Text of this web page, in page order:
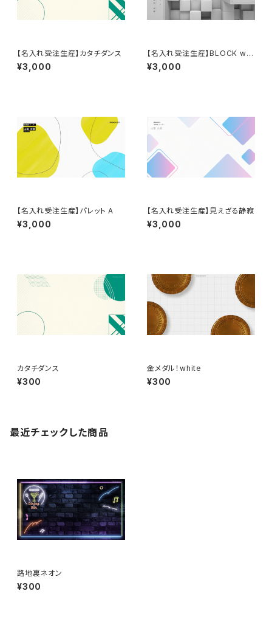
【名入れ受注生産】カタチダンス
¥3,000
【名入れ受注生産】BLOCK whi
te
¥3,000
【名入れ受注生産】パレット A
¥3,000
【名入れ受注生産】見えざる静寂
¥3,000
カタチダンス
¥300
金メダル！white
¥300
最近チェックした商品
路地裏ネオン
¥300